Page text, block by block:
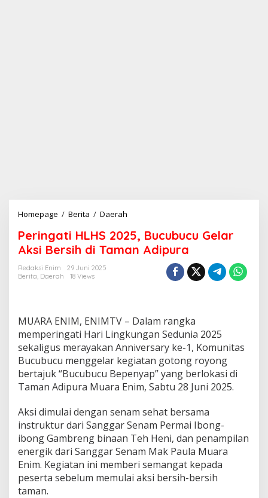
Homepage / Berita / Daerah
r
i
n
L
H
S
2
0
2
5
B
u
c
b
u
u
Peringati HLHS 2025, Bucubucu Gelar
Aksi Bersih di Taman Adipura
Redaksi Enim
29 Juni 2025
Berita, Daerah 18 Views
MUARA ENIM, ENIMTV – Dalam rangka
memperingati Hari Lingkungan Sedunia 2025
sekaligus merayakan Anniversary ke-1, Komunitas
Bucubucu menggelar kegiatan gotong royong
bertajuk “Bucubucu Bepenyap” yang berlokasi di
Taman Adipura Muara Enim, Sabtu 28 Juni 2025.
Aksi dimulai dengan senam sehat bersama
instruktur dari Sanggar Senam Permai Ibong-
ibong Gambreng binaan Teh Heni, dan penampilan
energik dari Sanggar Senam Mak Paula Muara
Enim. Kegiatan ini memberi semangat kepada
peserta sebelum memulai aksi bersih-bersih
taman.